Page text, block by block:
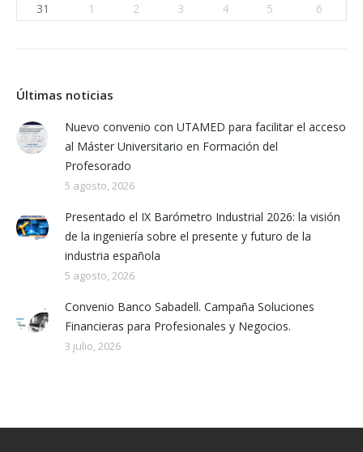
31
1 2 3 4 5 6
Últimas noticias
Nuevo convenio con UTAMED para facilitar el acceso
al Máster Universitario en Formación del
Profesorado
5 agosto, 2026
Presentado el IX Barómetro Industrial 2026: la visión
de la ingeniería sobre el presente y futuro de la
industria española
5 agosto, 2026
Convenio Banco Sabadell. Campaña Soluciones
Financieras para Profesionales y Negocios.
3 julio, 2026